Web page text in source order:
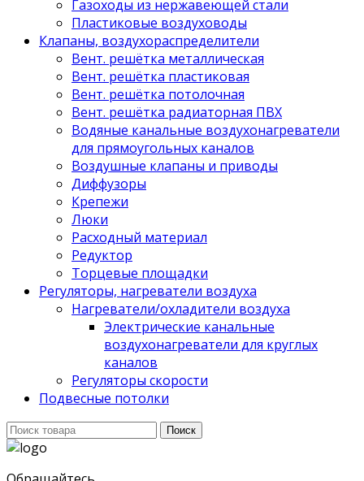
Газоходы из нержавеющей стали
Пластиковые воздуховоды
Клапаны, воздухораспределители
Вент. решётка металлическая
Вент. решётка пластиковая
Вент. решётка потолочная
Вент. решётка радиаторная ПВХ
Водяные канальные воздухонагреватели
для прямоугольных каналов
Воздушные клапаны и приводы
Диффузоры
Крепежи
Люки
Расходный материал
Редуктор
Торцевые площадки
Регуляторы, нагреватели воздуха
Нагреватели/охладители воздуха
Электрические канальные
воздухонагреватели для круглых
каналов
Регуляторы скорости
Подвесные потолки
Поиск
для:
Поиск